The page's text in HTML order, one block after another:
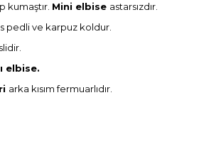
kumaştır. Mini elbise astarsızdır.
pedli ve karpuz koldur.
elbise.
arka kısım fermuarlıdır.